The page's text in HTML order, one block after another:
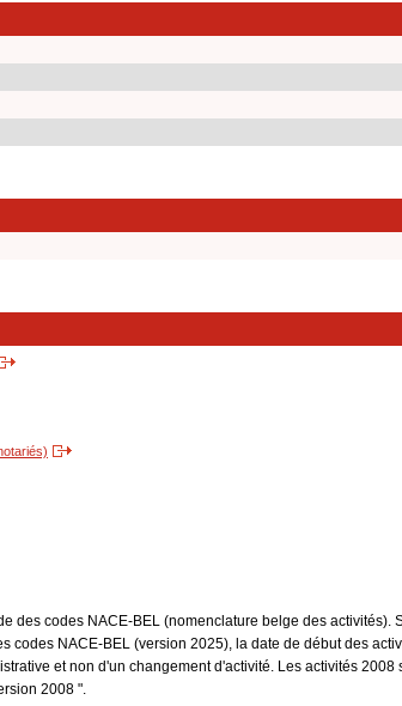
des codes NACE-BEL (nomenclature belge des activités).
codes NACE-BEL (version 2025), la date de début des
et non d'un changement d'activité. Les activités
2008 ".